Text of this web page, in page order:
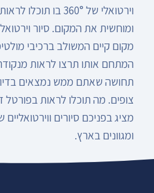
וירטואלי של 360° בו
ומוחשית את המקום. סיור
מקום קיים המשולב ברכיבי
המתחם אותו תרצו לראות
תחושה שאתם ממש נמצאים
מציג בפניכם סיורים
ומגוונים בארץ.